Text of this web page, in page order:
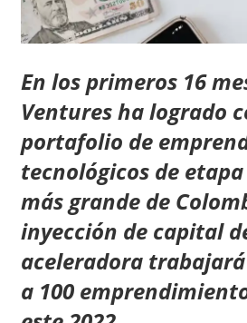
En los primeros 16
Ventures ha logrado
portafolio de
tecnológicos de
más grande de
inyección de capital
aceleradora
a 100